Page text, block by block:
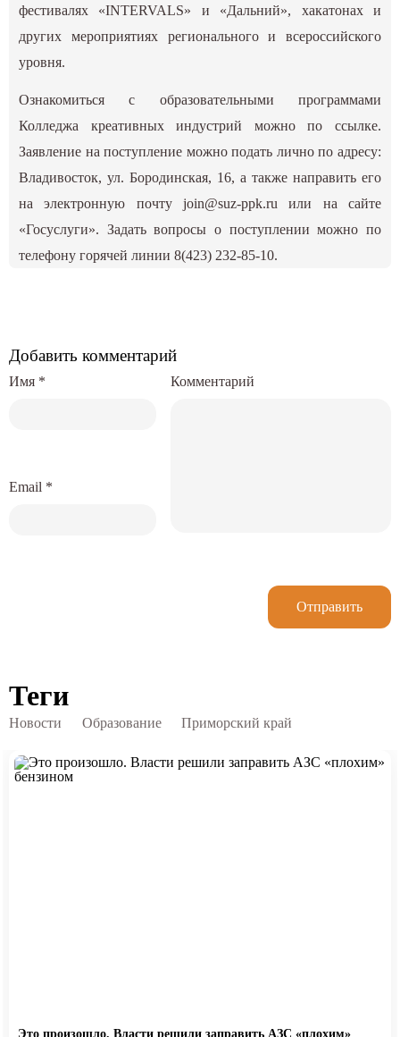
фестивалях «INTERVALS» и «Дальний», хакатонах и
других мероприятиях регионального и всероссийского
уровня.
Ознакомиться с образовательными программами
Колледжа креативных индустрий можнопо ссылке.
Заявление на поступление можно подать лично по адресу:
Владивосток, ул. Бородинская, 16, а также направить его
на электронную почту join@suz-ppk.ru или на сайте
«Госуслуги». Задать вопросы о поступлении можно по
телефону горячей линии 8(423) 232-85-10.
Добавить комментарий
Комментарий
Имя *
Email *
Отправить
Теги
Новости Образование Приморский край
Это произошло. Власти решили заправить АЗС «плохим»